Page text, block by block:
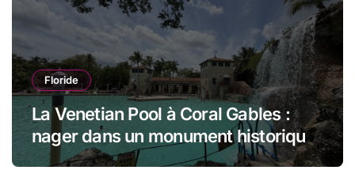
Floride
La Venetian Pool à Coral Gables :
nager dans un monument historique
de Miami